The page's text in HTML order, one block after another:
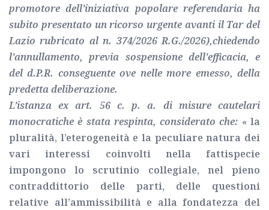
promotore dell’iniziativa popolare referendaria ha
subito presentato un ricorso urgente avanti il Tar del
Lazio rubricato al n. 374/2026 R.G./2026),chiedendo
l’annullamento, previa sospensione dell’efficacia, e
del d.P.R. conseguente ove nelle more emesso, della
predetta deliberazione.
L’istanza ex art. 56 c. p. a. di misure cautelari
monocratiche è stata respinta, considerato che: « la
pluralità, l’eterogeneità e la peculiare natura dei
vari interessi coinvolti nella fattispecie
impongono lo scrutinio collegiale, nel pieno
contraddittorio delle parti, delle questioni
relative all’ammissibilità e alla fondatezza del